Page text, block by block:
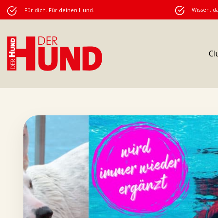
Für dich. Für deinen Hund. Wissen,